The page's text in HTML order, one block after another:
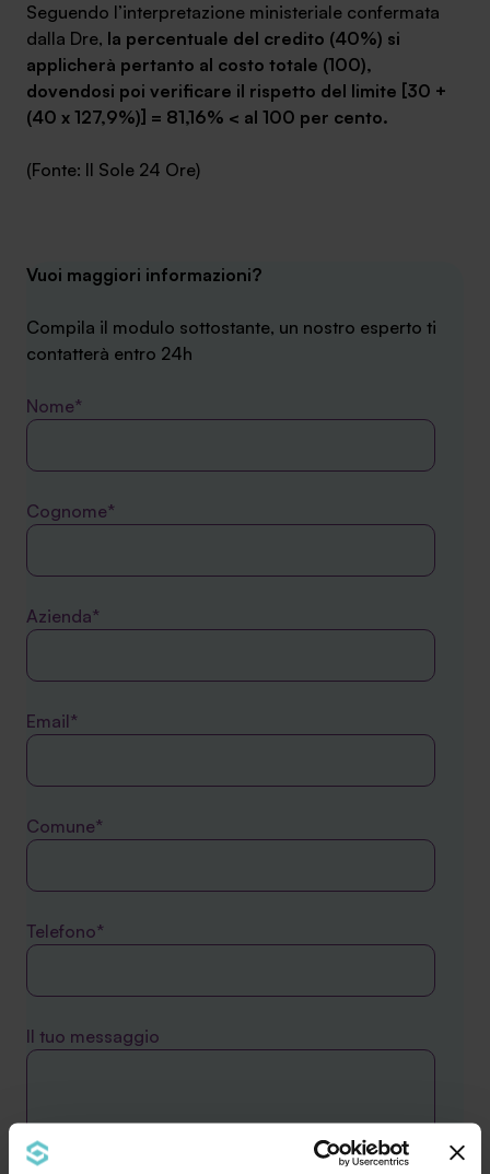
Seguendo l’interpretazione ministeriale confermata
dalla Dre, la percentuale del credito (40%) si
applicherà pertanto al costo totale (100),
dovendosi poi verificare il rispetto del limite [30 +
(40 x 127,9%)] = 81,16% < al 100 per cento.
(Fonte: Il Sole 24 Ore)
Vuoi maggiori informazioni?
Compila il modulo sottostante, un nostro esperto ti
contatterà entro 24h
Nome*
Cognome*
Azienda*
Email*
Comune*
Telefono*
Il tuo messaggio